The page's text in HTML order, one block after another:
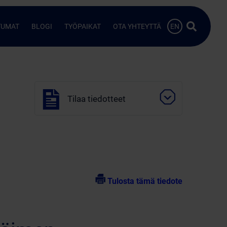
BLOGI TYÖPAIKAT OTA YHTEYTTÄ EN Hae…
Tilaa tiedotteet
Tulosta tämä tiedote